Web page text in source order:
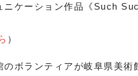
ニケーション作品《Such
）
ボランティアが岐阜県美